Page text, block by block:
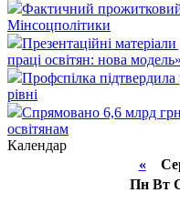
Фактичний прожитковий
Мінсоцполітики
Презентаційні
праці освітян: нова модель»
Профспілка підтвердила
рівні
Спрямовано 6,6 млрд
освітянам
Календар
«
Пн Вт